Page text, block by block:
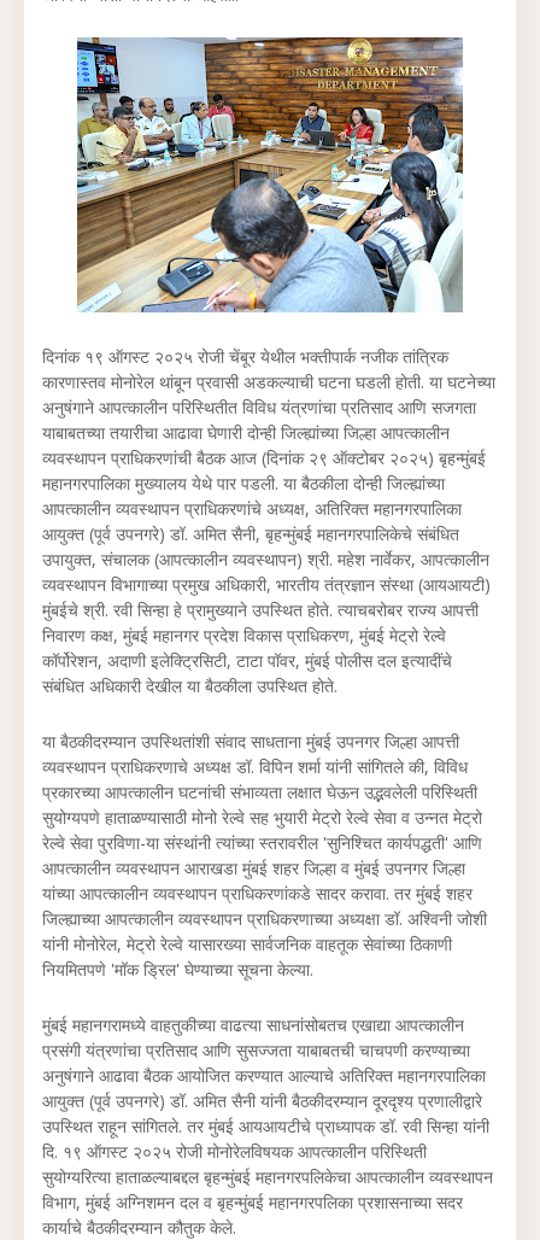
दिनांक १९ ऑगस्ट २०२५ रोजी चेंबूर येथील भक्तीपार्क नजीक तांत्रिक
कारणास्तव मोनोरेल थांबून प्रवासी अडकल्याची घटना घडली होती. या घटनेच्या
अनुषंगाने आपत्कालीन परिस्थितीत विविध यंत्रणांचा प्रतिसाद आणि सजगता
याबाबतच्या तयारीचा आढावा घेणारी दोन्ही जिल्ह्यांच्या जिल्हा आपत्कालीन
व्यवस्थापन प्राधिकरणांची बैठक आज (दिनांक २९ ऑक्टोबर २०२५) बृहन्मुंबई
महानगरपालिका मुख्यालय येथे पार पडली. या बैठकीला दोन्ही जिल्ह्यांच्या
आपत्कालीन व्यवस्थापन प्राधिकरणांचे अध्यक्ष, अतिरिक्त महानगरपालिका
आयुक्त (पूर्व उपनगरे) डॉ. अमित सैनी, बृहन्मुंबई महानगरपालिकेचे संबंधित
उपायुक्त, संचालक (आपत्कालीन व्यवस्थापन) श्री. महेश नार्वेकर, आपत्कालीन
व्यवस्थापन विभागाच्या प्रमुख अधिकारी, भारतीय तंत्रज्ञान संस्था (आयआयटी)
मुंबईचे श्री. रवी सिन्हा हे प्रामुख्याने उपस्थित होते. त्याचबरोबर राज्य आपत्ती
निवारण कक्ष, मुंबई महानगर प्रदेश विकास प्राधिकरण, मुंबई मेट्रो रेल्वे
कॉर्पोरेशन, अदाणी इलेक्ट्रिसिटी, टाटा पॉवर, मुंबई पोलीस दल इत्यादींचे
संबंधित अधिकारी देखील या बैठकीला उपस्थित होते.
या बैठकीदरम्यान उपस्थितांशी संवाद साधताना मुंबई उपनगर जिल्हा आपत्ती
व्यवस्थापन प्राधिकरणाचे अध्यक्ष डॉ. विपिन शर्मा यांनी सांगितले की, विविध
प्रकारच्या आपत्कालीन घटनांची संभाव्यता लक्षात घेऊन उद्भवलेली परिस्थिती
सुयोग्यपणे हाताळण्यासाठी मोनो रेल्वे सह भुयारी मेट्रो रेल्वे सेवा व उन्नत मेट्रो
रेल्वे सेवा पुरविणा-या संस्थांनी त्यांच्या स्तरावरील 'सुनिश्चित कार्यपद्धती' आणि
आपत्कालीन व्यवस्थापन आराखडा मुंबई शहर जिल्हा व मुंबई उपनगर जिल्हा
यांच्या आपत्कालीन व्यवस्थापन प्राधिकरणांकडे सादर करावा. तर मुंबई शहर
जिल्ह्याच्या आपत्कालीन व्यवस्थापन प्राधिकरणाच्या अध्यक्षा डॉ. अश्विनी जोशी
यांनी मोनोरेल, मेट्रो रेल्वे यासारख्या सार्वजनिक वाहतूक सेवांच्या ठिकाणी
नियमितपणे 'मॉक ड्रिल' घेण्याच्या सूचना केल्या.
मुंबई महानगरामध्ये वाहतुकीच्या वाढत्या साधनांसोबतच एखाद्या आपत्कालीन
प्रसंगी यंत्रणांचा प्रतिसाद आणि सुसज्जता याबाबतची चाचपणी करण्याच्या
अनुषंगाने आढावा बैठक आयोजित करण्यात आल्याचे अतिरिक्त महानगरपालिका
आयुक्त (पूर्व उपनगरे) डॉ. अमित सैनी यांनी बैठकीदरम्यान दूरदृश्य प्रणालीद्वारे
उपस्थित राहून सांगितले. तर मुंबई आयआयटीचे प्राध्यापक डॉ. रवी सिन्हा यांनी
दि. १९ ऑगस्ट २०२५ रोजी मोनोरेलविषयक आपत्कालीन परिस्थिती
सुयोग्यरित्या हाताळल्याबद्दल बृहन्मुंबई महानगरपलिकेचा आपत्कालीन व्यवस्थापन
विभाग, मुंबई अग्निशमन दल व बृहन्मुंबई महानगरपलिका प्रशासनाच्या सदर
कार्याचे बैठकीदरम्यान कौतुक केले.